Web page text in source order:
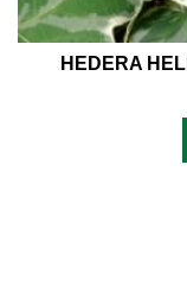
HEDERA